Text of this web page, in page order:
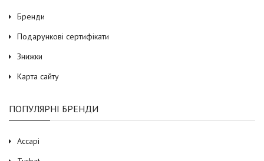
Бренди
Подарункові сертифікати
Знижки
Карта сайту
ПОПУЛЯРНІ БРЕНДИ
Accapi